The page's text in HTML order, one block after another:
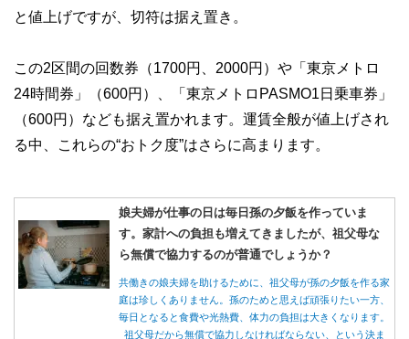
と値上げですが、切符は据え置き。
この2区間の回数券（1700円、2000円）や「東京メトロ
24時間券」（600円）、「東京メトロPASMO1日乗車券」
（600円）なども据え置かれます。運賃全般が値上げされ
る中、これらの“おトク度”はさらに高まります。
娘夫婦が仕事の日は毎日孫の夕飯を作っていま
す。家計への負担も増えてきましたが、祖父母な
ら無償で協力するのが普通でしょうか？
共働きの娘夫婦を助けるために、祖父母が孫の夕飯を作る家
庭は珍しくありません。孫のためと思えば頑張りたい一方、
毎日となると食費や光熱費、体力の負担は大きくなります。
祖父母だから無償で協力しなければならない、という決ま